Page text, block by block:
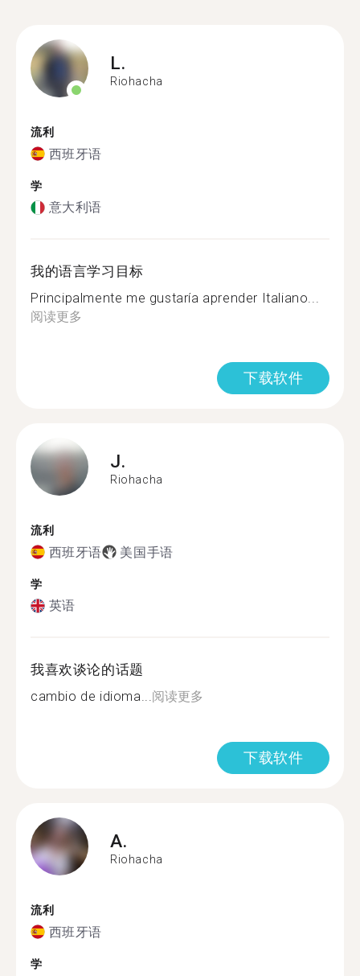
L.
Riohacha
流利
西班牙语
学
意大利语
我的语言学习目标
Principalmente me gustaría aprender Italiano...
阅读更多
下载软件
J.
Riohacha
流利
西班牙语 美国手语
学
英语
我喜欢谈论的话题
cambio de idioma...阅读更多
下载软件
A.
Riohacha
流利
西班牙语
学